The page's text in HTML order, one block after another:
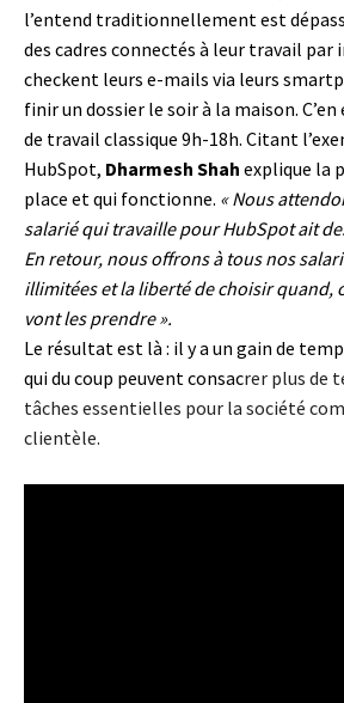
l’entend traditionnellement est
des cadres connectés à leur travail par
checkent leurs e-mails via leurs
finir un dossier le soir à la maison.
de travail classique 9h-18h. Citant
HubSpot, Dharmesh Shah explique la
place et qui fonctionne. « Nous
salarié qui travaille pour HubSpot ait
En retour, nous offrons à tous nos
illimitées et la liberté de choisir quand,
vont les prendre ».
Le résultat est là : il y a un gain de
qui du coup peuvent consacrer plus de
tâches essentielles pour la société
clientèle.